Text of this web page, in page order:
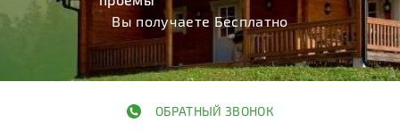
ОБРАТНЫЙ ЗВОНОК